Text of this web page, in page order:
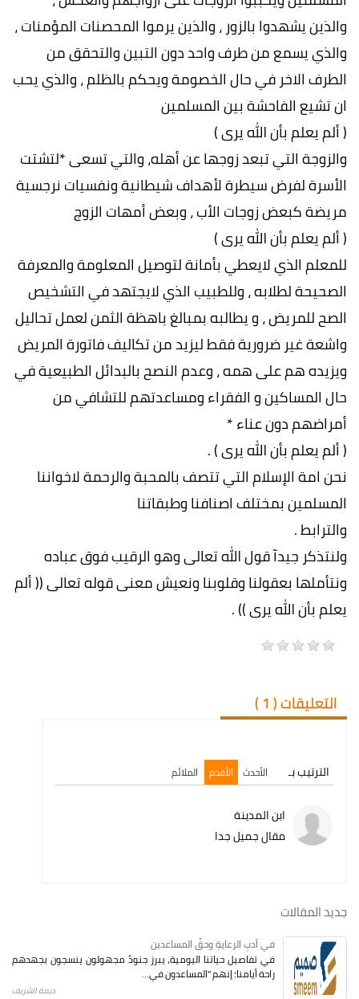
والذين يشهدوا بالزور ، والذين يرموا المحصنات المؤمنات ،
والذي يسمع من طرف واحد دون التبين والتحقق من
الطرف الاخر في حال الخصومة ويحكم بالظلم ، والذي يحب
ان تشيع الفاحشة بين المسلمين
( ألم يعلم بأن الله يرى )
والزوجة التي تبعد زوجها عن أهله، والتي تسعى *لتشتت
الأسرة لفرض سيطرة لأهداف شيطانية ونفسيات نرجسية
مريضة كبعض زوجات الأب ، وبعض أمهات الزوج
( ألم يعلم بأن الله يرى )
للمعلم الذي لايعطي بأمانة لتوصيل المعلومة والمعرفة
الصحيحة لطلابه ، وللطبيب الذي لايجتهد في التشخيص
الصح للمريض ، و يطالبه بمبالغ باهظة الثمن لعمل تحاليل
واشعة غير ضرورية فقط ليزيد من تكاليف فاتورة المريض
ويزيده هم على همه ، وعدم النصح بالبدائل الطبيعية في
حال المساكين و الفقراء ومساعدتهم للتشافي من
أمراضهم دون عناء *
( ألم يعلم بأن الله يرى ) .
نحن امة الإسلام التي تتصف بالمحبة والرحمة لاخواننا
المسلمين بمختلف اصنافنا وطبقاتنا
والترابط .
ولنتذكر جيدآ قول الله تعالى وهو الرقيب فوق عباده
ونتأملها بعقولنا وقلوبنا ونعيش معنى قوله تعالى (( ألم
يعلم بأن الله يرى )) .
التعليقات (1
)
الترتيب بـ الأحدث الأقدم الملائم
ابن المدينة
مقال جميل جدا
جديد المقالات
في أدبِ الرعايةِ وحقِّ المساعدين
في تفاصيل حياتنا اليومية، يبرز جنودٌ مجهولون ينسجون بجهدهم
راحة أيامنا؛ إنهم "المساعدون في...
ديمة الشريف